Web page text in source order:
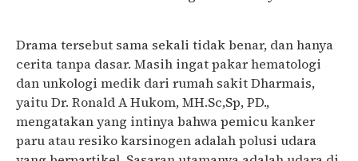
Drama tersebut sama sekali tidak benar, dan hanya
cerita tanpa dasar. Masih ingat pakar hematologi
dan unkologi medik dari rumah sakit Dharmais,
yaitu Dr. Ronald A Hukom, MH.Sc,Sp, PD.,
mengatakan yang intinya bahwa pemicu kanker
paru atau resiko karsinogen adalah polusi udara